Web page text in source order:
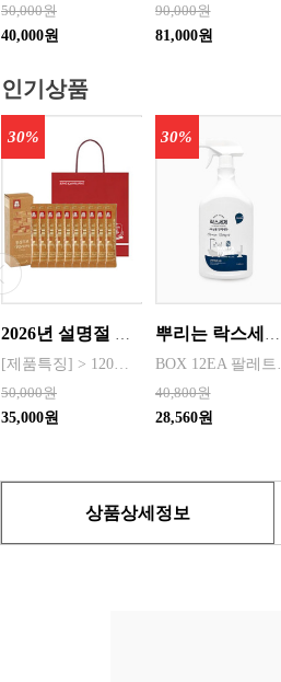
50,000원
40,000원
90,000원
81,000원
인기상품
50,000원
30%
35,000원
40,800원
30%
28,560원
상품상세정보